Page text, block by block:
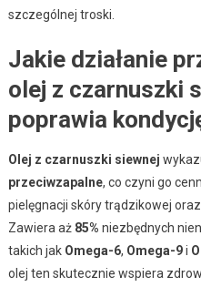
szczególnej troski.
Jakie działanie
olej z czarnuszki
poprawia
Olej z czarnuszki siewnej
przeciwzapalne, co czyni go
pielęgnacji skóry trądzikowej
Zawiera aż 85% niezbędnych
takich jak Omega-6, Omega-9i
olej ten skutecznie wspiera